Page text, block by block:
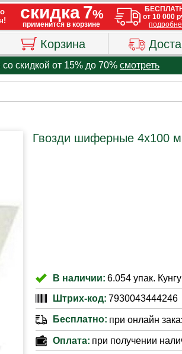
Корзина
скидкой от 15% до 70% смотреть
Гвозди шиферные 4х100
В наличии: 6.054 упак.
Штрих-код: 7930043444246
Бесплатно: при онлайн
Оплата: при получении